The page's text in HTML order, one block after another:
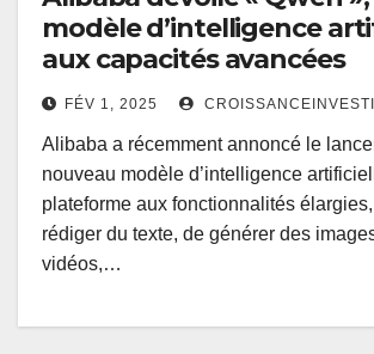
modèle d’intelligence
aux capacités avancées
FÉV 1, 2025
Alibaba a récemment annoncé le
nouveau modèle d’intelligence
plateforme aux fonctionnalités
rédiger du texte, de générer des
vidéos,…